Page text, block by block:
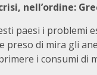
nell’ordine:
paesi i problemi
preso di mira gli
i consumi di